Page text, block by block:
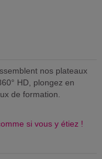
nos plateaux
HD, plongez en
de formation.
si vous y étiez !